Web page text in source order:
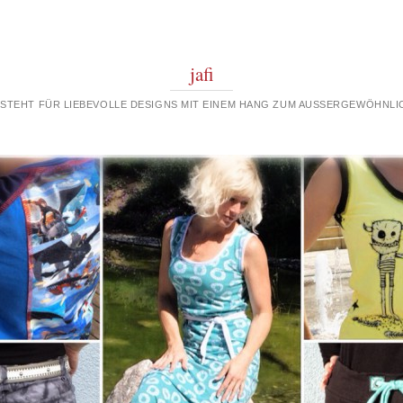
jafi
FÜR LIEBEVOLLE DESIGNS MIT EINEM HANG ZUM